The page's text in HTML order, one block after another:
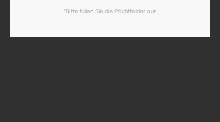
*Bitte füllen Sie die Pflichtfelder aus